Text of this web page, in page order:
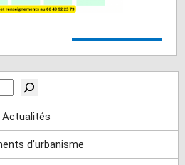
Actualités
d’urbanisme